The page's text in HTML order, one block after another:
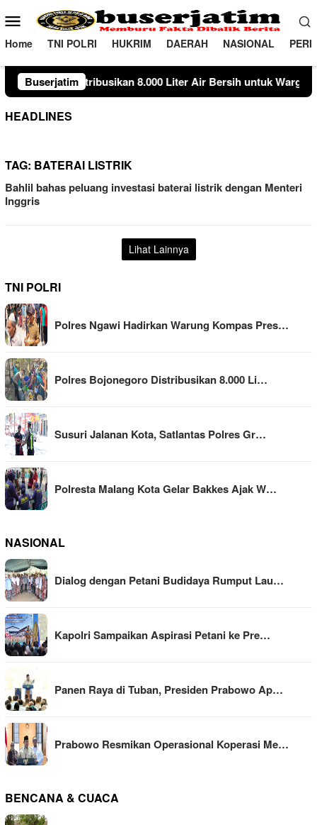
ke
konten
Menu
Mobile
Home TNI POLRI HUKRIM DAERAH NASIONAL
Buserjatim
8.000 Liter Air Bersih untuk Warga Ngambon
HEADLINES
TAG: BATERAI LISTRIK
Bahlil bahas peluang investasi baterai listrik dengan Menteri
Inggris
Lihat Lainnya
TNI POLRI
Polres Ngawi Hadirkan Warung Kompas Pres…
Polres Bojonegoro Distribusikan 8.000 Li…
Susuri Jalanan Kota, Satlantas Polres Gr…
Polresta Malang Kota Gelar Bakkes Ajak W…
NASIONAL
Dialog dengan Petani Budidaya Rumput Lau…
Kapolri Sampaikan Aspirasi Petani ke Pre…
Panen Raya di Tuban, Presiden Prabowo Ap…
Prabowo Resmikan Operasional Koperasi Me…
BENCANA & CUACA